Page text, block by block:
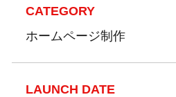
CATEGORY
ホームページ制作
LAUNCH DATE